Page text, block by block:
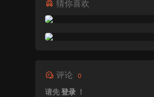
猜你喜欢
评论 0
请先登录 ！